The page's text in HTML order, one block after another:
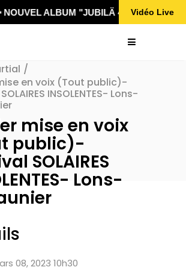
NOUVEL ALBUM "JUBILÄ 432"Vidéo Live
/
en voix (Tout public)-
INSOLENTES- Lons-
mise en voix
public)-
SOLAIRES
Lons-
08, 2023 10h30